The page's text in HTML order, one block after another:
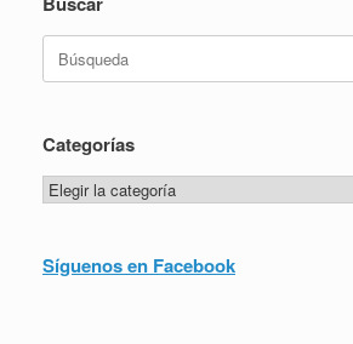
Categorías
Categorías
Síguenos en Facebook